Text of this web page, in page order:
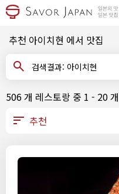
추천 아이치현 에서 맛집
검색결과: 아이치현
506 개 레스토랑 중 1 - 20 개